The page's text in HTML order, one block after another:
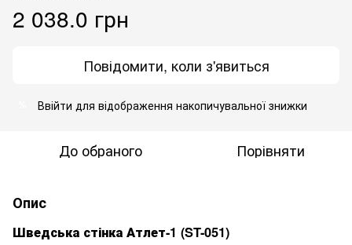
2 038.0 грн
Повідомити, коли з'явиться
Ввійти для відображення накопичувальної знижки
До обраного Порівняти
Опис
Шведська стінка Атлет-1 (ST-051)